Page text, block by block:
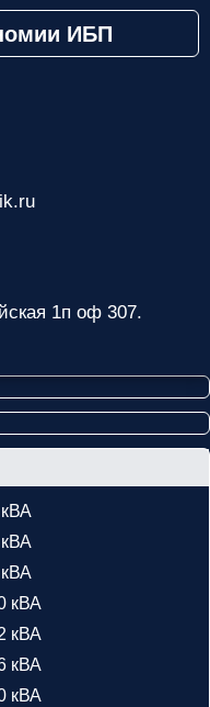
ИБП
1п оф 307.
кВА
кВА
кВА
кВА